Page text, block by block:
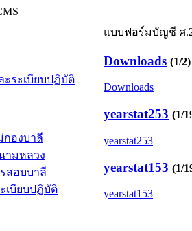
ะระเบียบปฏิบัติ
กองบาลี
ามหลวง
สอบบาลี
เบียบปฏิบัติ
แบบฟอร์มบัญชี ศ
Downloads (1/2)
Downloads
yearstat253 (1/
yearstat253
yearstat153 (1/
yearstat153